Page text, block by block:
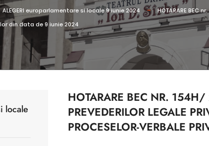
ALEGERI europarlamentare si locale 9 iunie 2024
HOTARARE
din data de 9 iunie 2024
HOTARARE BEC NR.
PREVEDERILOR LEGALE
PROCESELOR-VERBALE
locale